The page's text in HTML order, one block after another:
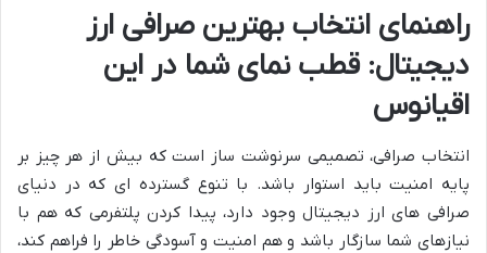
راهنمای انتخاب بهترین صرافی ارز
دیجیتال: قطب نمای شما در این
اقیانوس
انتخاب صرافی، تصمیمی سرنوشت ساز است که بیش از هر چیز بر
پایه امنیت باید استوار باشد. با تنوع گسترده ای که در دنیای
صرافی های ارز دیجیتال وجود دارد، پیدا کردن پلتفرمی که هم با
نیازهای شما سازگار باشد و هم امنیت و آسودگی خاطر را فراهم کند،